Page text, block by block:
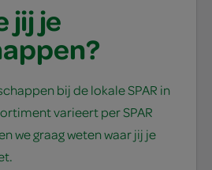
jij je
bij de lokale SPAR in
varieert per SPAR
we graag weten waar jij je